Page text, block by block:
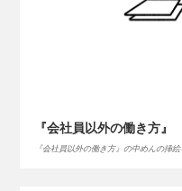
『会社員以外の働き方』
『会社員以外の働き方』の中めんの挿